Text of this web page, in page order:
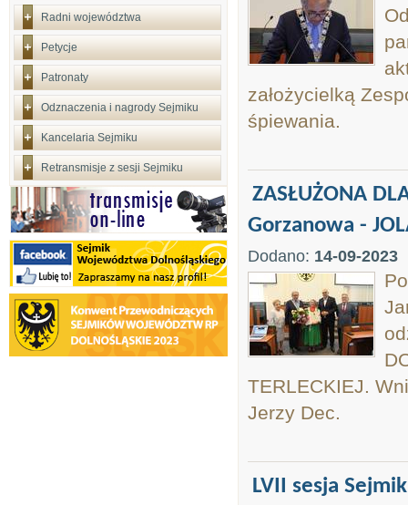
Radni województwa
Petycje
Patronaty
Odznaczenia i nagrody Sejmiku
Kancelaria Sejmiku
Retransmisje z sesji Sejmiku
założycielką
śpiewania.
ZASŁUŻONA
Gorzanowa -
Dodano: 14-09-2023
TERLECKIEJ.
Jerzy Dec.
LVII sesja